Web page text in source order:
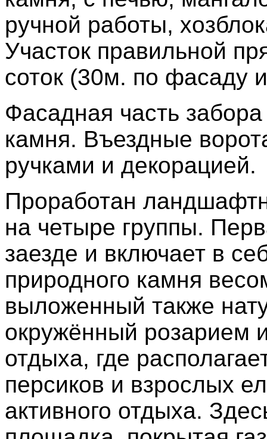
ручной работы,
Участок правильной
соток (30м. по фасаду
Фасадная часть
камня. Въездные
ручками и декорацией.
Проработан
на четыре группы.
заезде и включает в
природного камня
выложенный также
окружённый розарием
отдыха, где
персиков и взрослых
активного отдыха.